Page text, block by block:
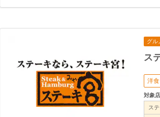
グル
ス
洋
対象
ス